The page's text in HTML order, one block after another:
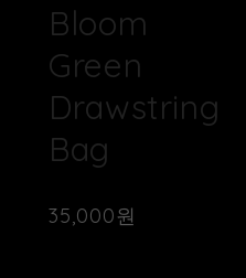
Bloom
Green
Drawstring
Bag
35,000원